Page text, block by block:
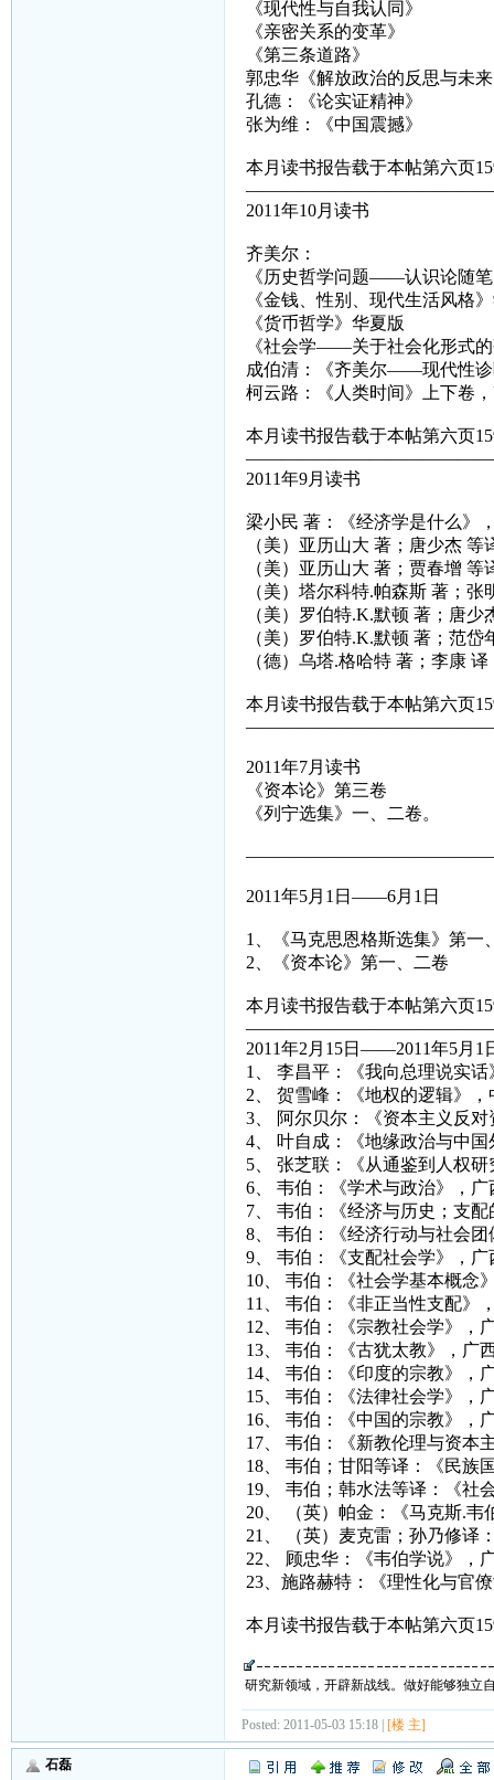
《现代性与自我认同》
《亲密关系的变革》
《第三条道路》
郭忠华《解放政治的反思与未
孔德：《论实证精神》
张为维：《中国震撼》
本月读书报告载于本帖第六页
2011年10月读书
齐美尔：
《历史哲学问题——认识论随
《金钱、性别、现代生活风格
《货币哲学》华夏版
《社会学——关于社会化形式
成伯清：《齐美尔——现代性诊
柯云路：《人类时间》上下卷
本月读书报告载于本帖第六页
2011年9月读书
梁小民 著：《经济学是什么》
（美）亚历山大 著；唐少杰
（美）亚历山大 著；贾春增
（美）塔尔科特.帕森斯 著；
（美）罗伯特.K.默顿 著；唐
（美）罗伯特.K.默顿 著；范
（德）乌塔.格哈特 著；李康
本月读书报告载于本帖第六页
2011年7月读书
《资本论》第三卷
《列宁选集》一、二卷。
2011年5月1日——6月1日
1、《马克思恩格斯选集》第一
2、《资本论》第一、二卷
本月读书报告载于本帖第六页
2011年2月15日——2011年5月1
1、 李昌平：《我向总理说实
2、 贺雪峰：《地权的逻辑》
3、 阿尔贝尔：《资本主义反
4、 叶自成：《地缘政治与中
5、 张芝联：《从通鉴到人权
6、 韦伯：《学术与政治》，广
7、 韦伯：《经济与历史；支
8、 韦伯：《经济行动与社会
9、 韦伯：《支配社会学》，广
10、 韦伯：《社会学基本概念
11、 韦伯：《非正当性支配》
12、 韦伯：《宗教社会学》，
13、 韦伯：《古犹太教》，广
14、 韦伯：《印度的宗教》，
15、 韦伯：《法律社会学》，
16、 韦伯：《中国的宗教》，
17、 韦伯：《新教伦理与资本
18、 韦伯；甘阳等译：《民族
19、 韦伯；韩水法等译：《社
20、 （英）帕金：《马克斯.韦
21、 （英）麦克雷；孙乃修译
22、 顾忠华：《韦伯学说》，
23、施路赫特：《理性化与官
本月读书报告载于本帖第六页
研究新领域，开辟新战线。做好能够独立
Posted: 2011-05-03 15:18 | [楼 主]
石磊